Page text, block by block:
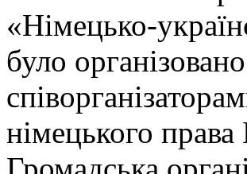
«Німецько-
було
німецького